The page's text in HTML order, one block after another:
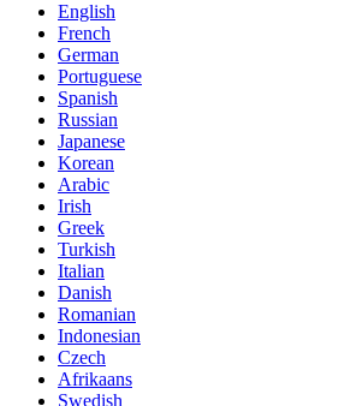
English
French
German
Portuguese
Spanish
Russian
Japanese
Korean
Arabic
Irish
Greek
Turkish
Italian
Danish
Romanian
Indonesian
Czech
Afrikaans
Swedish